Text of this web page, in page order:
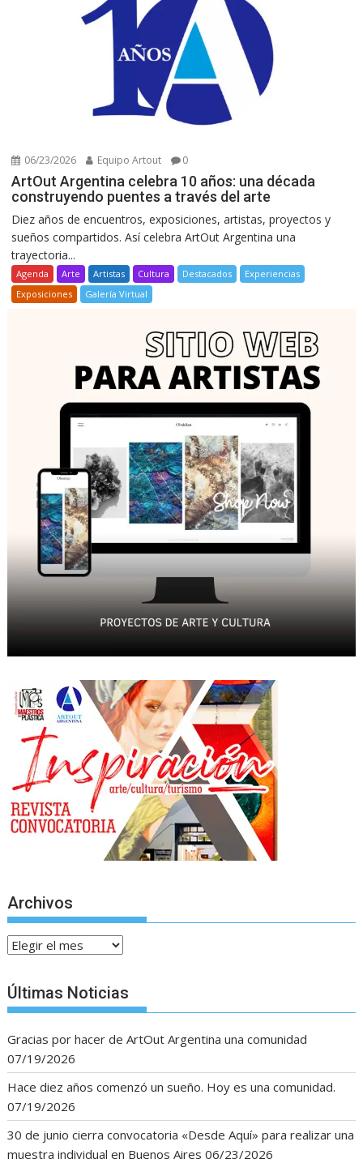
06/23/2026 Equipo Artout 0
ArtOut Argentina celebra 10 años: una década
construyendo puentes a través del arte
Diez años de encuentros, exposiciones, artistas, proyectos y
sueños compartidos. Así celebra ArtOut Argentina una
trayectoria...
Agenda Arte Artistas Cultura Destacados
Experiencias
Exposiciones
Galería Virtual
Archivos
Archivos
Últimas Noticias
Gracias por hacer de ArtOut Argentina una comunidad
07/19/2026
Hace diez años comenzó un sueño. Hoy es una comunidad.
07/19/2026
30 de junio cierra convocatoria «Desde Aquí» para realizar una
muestra individual en Buenos Aires 06/23/2026